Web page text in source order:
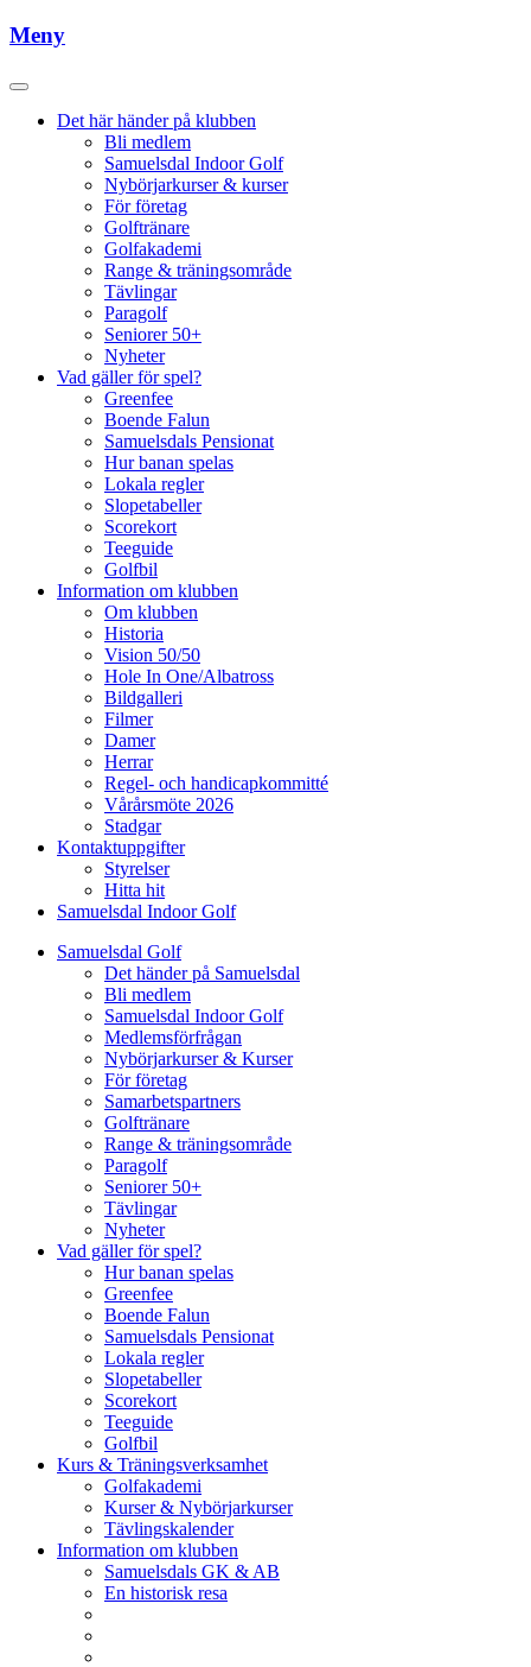
Meny
Det här händer på klubben
Bli medlem
Samuelsdal Indoor Golf
Nybörjarkurser & kurser
För företag
Golftränare
Golfakademi
Range & träningsområde
Tävlingar
Paragolf
Seniorer 50+
Nyheter
Vad gäller för spel?
Greenfee
Boende Falun
Samuelsdals Pensionat
Hur banan spelas
Lokala regler
Slopetabeller
Scorekort
Teeguide
Golfbil
Information om klubben
Om klubben
Historia
Vision 50/50
Hole In One/Albatross
Bildgalleri
Filmer
Damer
Herrar
Regel- och handicapkommitté
Vårårsmöte 2026
Stadgar
Kontaktuppgifter
Styrelser
Hitta hit
Samuelsdal Indoor Golf
Samuelsdal Golf
Det händer på Samuelsdal
Bli medlem
Samuelsdal Indoor Golf
Medlemsförfrågan
Nybörjarkurser & Kurser
För företag
Samarbetspartners
Golftränare
Range & träningsområde
Paragolf
Seniorer 50+
Tävlingar
Nyheter
Vad gäller för spel?
Hur banan spelas
Greenfee
Boende Falun
Samuelsdals Pensionat
Lokala regler
Slopetabeller
Scorekort
Teeguide
Golfbil
Kurs & Träningsverksamhet
Golfakademi
Kurser & Nybörjarkurser
Tävlingskalender
Information om klubben
Samuelsdals GK & AB
En historisk resa